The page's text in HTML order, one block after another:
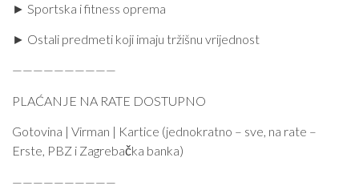
► Sportska i fitness oprema
► Ostali predmeti koji imaju tržišnu vrijednost
——————————
PLAĆANJE NA RATE DOSTUPNO
Gotovina | Virman | Kartice (jednokratno – sve, na rate –
Erste, PBZ i Zagrebačka banka)
——————————